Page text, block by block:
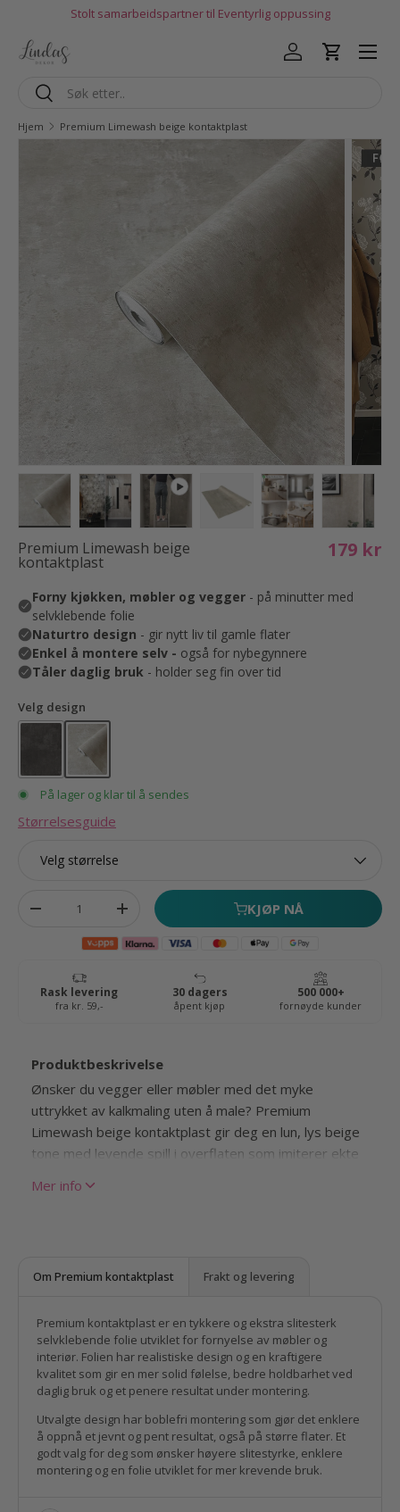
Hopp til innholdStolt samarbeidspartner til Eventyrlig oppussing
SøkSøk
Logg innHandlekurv
Hjem Premium Limewash beige kontaktplast
Premium Limewash beige
kontaktplast
179 kr
Velg design
På lager og klar til å sendes
Størrelsesguide
Velg størrelse
Fjern antall
Øk antall KJØP NÅ
Produktbeskrivelse
Ønsker du vegger eller møbler med det myke
uttrykket av kalkmaling uten å male? Premium
Limewash beige kontaktplast gir deg en lun, lys beige
tone med levende spill i overflaten som imiterer ekte
Resultatet er et naturlig preg som fungerer like godt i
Dette er en av våre bestselgere, og det er ikke uten
grunn. Du får uttrykket av kalkmalt vegg uten støv,
tørketid eller omfattende arbeid.
monterepå glatte og rene underlag. Du kan raskt
forvandle vegger, skapfronter eller benkeplater uten å
bytte ut noe.
Mer info
Om Premium kontaktplast Frakt og levering
Premium kontaktplast er en tykkere og ekstra slitesterk
selvklebende folie utviklet for fornyelse av møbler og
interiør. Folien har realistiske design og en kraftigere
kvalitet som gir en mer solid følelse, bedre holdbarhet ved
daglig bruk og et penere resultat under montering.
Utvalgte design har boblefri montering som gjør det enklere
å oppnå et jevnt og pent resultat, også på større flater. Et
godt valg for deg som ønsker høyere slitestyrke, enklere
montering og en folie utviklet for mer krevende bruk.